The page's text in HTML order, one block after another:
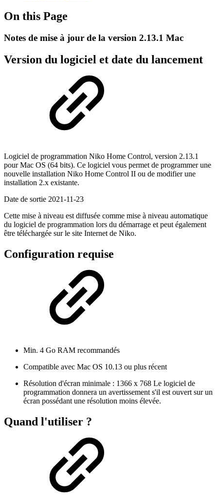
On this Page
Notes de mise à jour de la version 2.13.1 Mac
Version du logiciel et date du lancement
Logiciel de programmation Niko Home Control, version 2.13.1
pourMac OS (64 bits). Ce logiciel vous permet de programmer une
nouvelle installation Niko Home Control II ou de modifier une
installation 2.x existante.
Date de sortie 2021-11-23
Cette mise à niveau est diffusée comme mise à niveau automatique
du logiciel de programmation lors du démarrage et peut également
être téléchargée sur le site Internet de Niko.
Configuration requise
Min. 4 Go RAM recommandés
Compatible avec Mac OS 10.13 ou plus récent
Résolution d'écran minimale : 1366 x 768 Le logiciel de
programmation donnera un avertissement s'il est ouvert sur un
écran possédant une résolution moins élevée.
Quand l'utiliser ?